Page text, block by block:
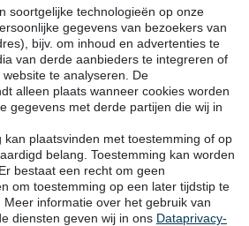
soortgelijke technologieën op onze
gegevens van bezoekers van
bijv. om inhoud en advertenties te
van derde aanbieders te integreren of
te analyseren. De
alleen plaats wanneer cookies worden
gegevens met derde partijen die wij in
kan plaatsvinden met toestemming of op
belang. Toestemming kan worden
bestaat een recht om geen
om toestemming op een later tijdstip te
informatie over het gebruik van
diensten geven wij in ons Data­privacy­